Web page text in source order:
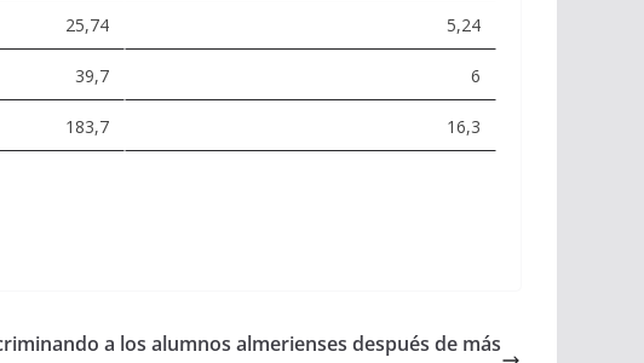
25,74 5,24
39,7 6
183,7 16,3
a los alumnos almerienses después de más